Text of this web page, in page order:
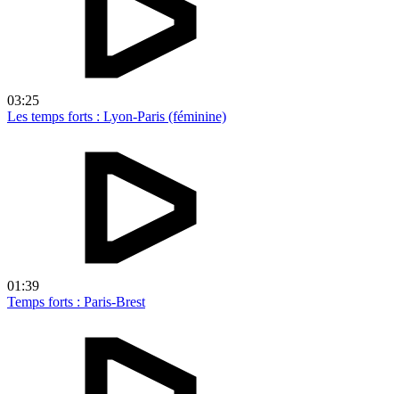
03:25
Les temps forts : Lyon-Paris (féminine)
01:39
Temps forts : Paris-Brest